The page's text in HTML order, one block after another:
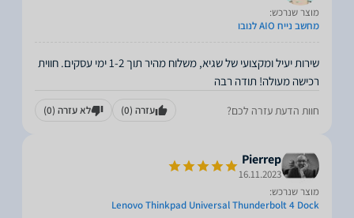
מוצר שנרכש:
מחשב נייח AIO לנובו
שירות יעיל ומקצועי של שגיא, משלוח מהיר תוך 1-2 ימי עסקים. חווית
רכישה מעולה! תודה רבה
חוות הדעת עזרה לכם? עזרה (0) לא עזרה (0)
Pierrep
16.11.2023
מוצר שנרכש:
Lenovo Thinkpad Universal Thunderbolt 4 Dock